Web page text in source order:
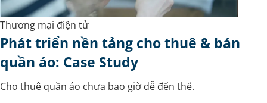
Thương mại điện tử
Phát triển nền tảng cho thuê & bán
quần áo: Case Study
Cho thuê quần áo chưa bao giờ dễ đến thế.